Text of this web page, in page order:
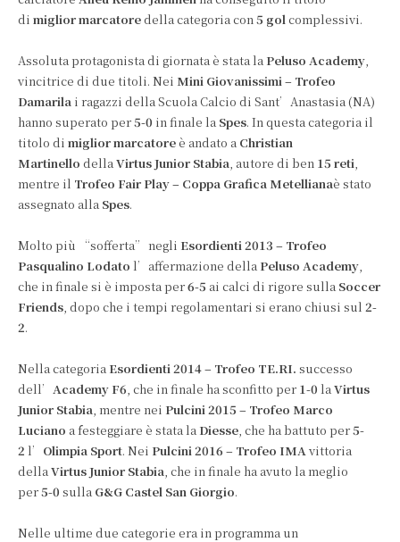
di miglior marcatoredella categoria con5 golcomplessivi.
Assoluta protagonista di giornata è stata la Peluso Academy,
vincitrice di due titoli. Nei Mini Giovanissimi – Trofeo
Damarila i ragazzi della Scuola Calcio di Sant’Anastasia (NA)
hanno superato per5-0 in finale la Spes. In questa categoria il
titolo di miglior marcatoreè andato a Christian
Martinello dellaVirtus Junior Stabia, autore di ben 15 reti,
mentre il Trofeo Fair Play – Coppa Grafica Metellianaè stato
assegnato alla Spes.
Molto più “sofferta” negli Esordienti 2013 – Trofeo
Pasqualino Lodato l’affermazione della Peluso Academy,
che in finale si è imposta per6-5 ai calci di rigore sulla Soccer
Friends, dopo che i tempi regolamentari si erano chiusi sul 2-
2.
Nella categoria Esordienti 2014 – Trofeo TE.RI. successo
dell’ Academy F6, che in finale ha sconfitto per 1-0 laVirtus
Junior Stabia, mentre nei Pulcini 2015 – Trofeo Marco
Luciano a festeggiare è stata la Diesse, che ha battuto per5-
2 l’ Olimpia Sport. Nei Pulcini 2016 – Trofeo IMAvittoria
dellaVirtus Junior Stabia, che in finale ha avuto la meglio
per5-0 sulla G&G Castel San Giorgio.
Nelle ultime due categorie era in programma un